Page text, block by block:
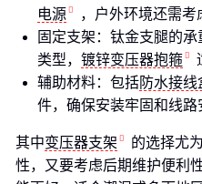
电源
，户外环境还需考
固定支架：钛金支腿的
类型， 镀锌变压器抱箍
辅助材料：包括防水接线
件，确保安装牢固和线路
其中变压器支架
的选择尤
性，又要考虑后期维护便利